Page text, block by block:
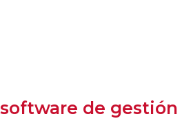
software de gestión